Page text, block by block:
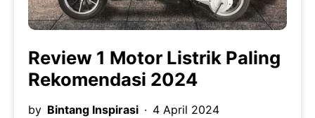
Review 1 Motor Listrik Paling
Rekomendasi 2024
by Bintang Inspirasi
4 April 2024